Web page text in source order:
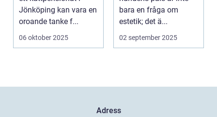
Jönköping kan vara en
oroande tanke f...
06 oktober 2025
bara en fråga om
estetik; det ä...
02 september 2025
Adress